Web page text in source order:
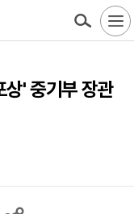
상' 중기부 장관